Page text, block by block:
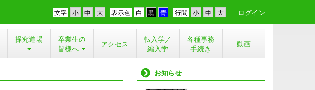
行間
表示色
文字 ログイン
探究道場
卒業生の
皆様へ
アクセス
転入学／
編入学
各種事務
手続き
動画
お知らせ